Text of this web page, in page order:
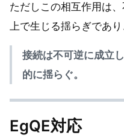
ただしこの相互作用は
上で生じる揺らぎであり
接続は不可逆に成立
的に揺らぐ。
EgQE対応